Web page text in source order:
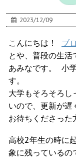
2023/12/09
こんにちは！ ブ
とや、普段の生活
あみなです。 小
す。
大学もそろそろし
いので、更新が遅
お待ちくださった
高校2年生の時に
象に残っているの